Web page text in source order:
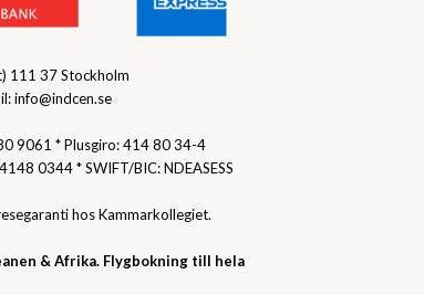
111 37 Stockholm
info@indcen.se
9061 * Plusgiro: 414 80 34-4
0344 * SWIFT/BIC: NDEASESS
hos Kammarkollegiet.
& Afrika. Flygbokning till hela